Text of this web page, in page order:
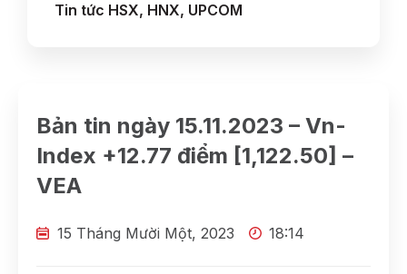
Tin tức HSX, HNX, UPCOM
Bản tin ngày 15.11.2023 – Vn-
Index +12.77 điểm [1,122.50] –
VEA
15 Tháng Mười Một, 2023 18:14